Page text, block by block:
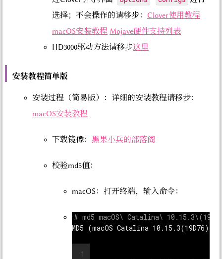
选择；不会操作的请移步： Clover使用教程
macOS安装教程 Mojave硬件支持列表
HD3000驱动方法请移步这里
安装教程简单版
安装过程（简易版）：详细的安装教程请移步：
macOS安装教程
下载镜像： 黑果小兵的部落阁
校验md5值：
macOS：打开终端，输入命令：
MD5 (macOS Catalina
1